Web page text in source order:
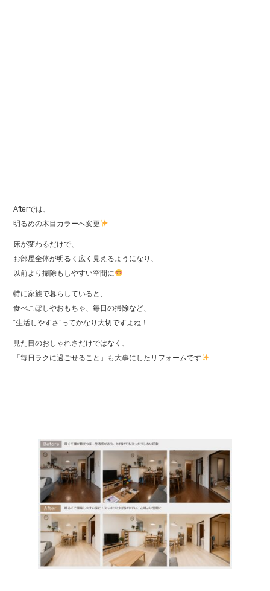
Afterでは、
明るめの木目カラーへ変更
床が変わるだけで、
お部屋全体が明るく広く見えるようになり、
以前より掃除もしやすい空間に
特に家族で暮らしていると、
食べこぼしやおもちゃ、毎日の掃除など、
“生活しやすさ”ってかなり大切ですよね！
見た目のおしゃれさだけではなく、
「毎日ラクに過ごせること」も大事にしたリフォームです